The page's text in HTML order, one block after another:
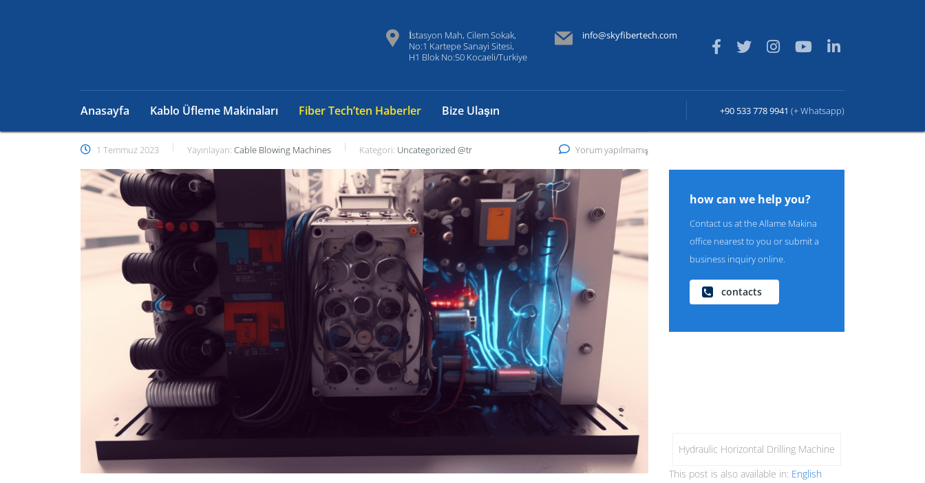
İstasyon Mah, Cilem Sokak,
No:1 Kartepe Sanayi Sitesi,
H1 Blok No:50 Kocaeli/Turkiye
info@skyfibertech.com
Anasayfa Kablo Üfleme Makinaları Fiber Tech’ten Haberler Bize Ulaşın +90 533 778 9941 (+ Whatsapp)
1 Temmuz 2023 Yayınlayan: Cable Blowing Machines Kategori: Uncategorized @tr Yorum yapılmamış
how can we help you?
Contact us at the Allame Makina
office nearest to you or submit a
business inquiry online.
contacts
Hydraulic Horizontal Drilling Machine
This post is also available in: English